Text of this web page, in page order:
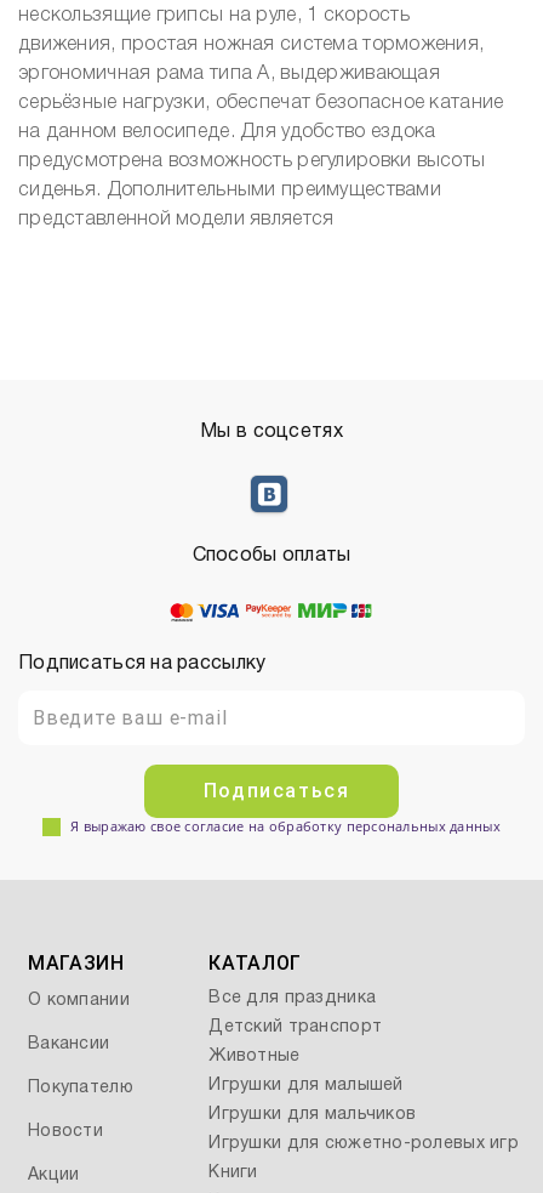
нескользящие грипсы на руле, 1 скорость
движения, простая ножная система торможения,
эргономичная рама типа А, выдерживающая
серьёзные нагрузки, обеспечат безопасное катание
на данном велосипеде. Для удобство ездока
предусмотрена возможность регулировки высоты
сиденья. Дополнительными преимуществами
представленной модели является
Мы в соцсетях
Подписаться на рассылку
Подписаться
Я выражаю свое согласие на обработку персональных данных
Способы оплаты
МАГАЗИН
О компании
Вакансии
Покупателю
Новости
Акции
КАТАЛОГ
Все для праздника
Детский транспорт
Животные
Игрушки для малышей
Игрушки для мальчиков
Игрушки для сюжетно-ролевых игр
Книги